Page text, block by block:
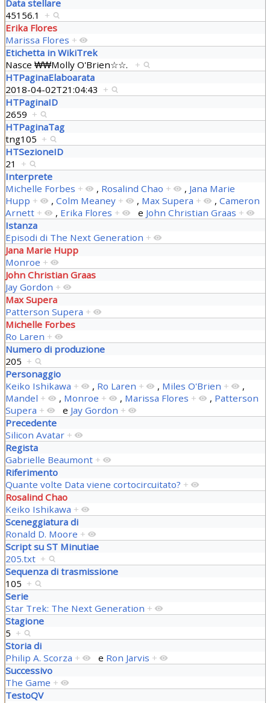
Data stellare
45156.1 +
Erika Flores
Marissa Flores +
Etichetta in WikiTrek
Nasce ₩₩Molly O'Brien☆☆. +
HTPaginaElaboarata
2018-04-02T21:04:43 +
HTPaginaID
2659 +
HTPaginaTag
tng105 +
HTSezioneID
21 +
Interprete
Michelle Forbes + , Rosalind Chao + , Jana Marie
Hupp + , Colm Meaney + , Max Supera + , Cameron
Arnett + , Erika Flores + e John Christian Graas +
Istanza
Episodi di The Next Generation +
Jana Marie Hupp
Monroe +
John Christian Graas
Jay Gordon +
Max Supera
Patterson Supera +
Michelle Forbes
Ro Laren +
Numero di produzione
205 +
Personaggio
Keiko Ishikawa + , Ro Laren + , Miles O'Brien +
,
Mandel + , Monroe + , Marissa Flores + , Patterson
Supera + e Jay Gordon +
Precedente
Silicon Avatar +
Regista
Gabrielle Beaumont +
Riferimento
Quante volte Data viene cortocircuitato? +
Rosalind Chao
Keiko Ishikawa +
Sceneggiatura di
Ronald D. Moore +
Script su ST Minutiae
205.txt +
Sequenza di trasmissione
105 +
Serie
Star Trek: The Next Generation +
Stagione
5 +
Storia di
Philip A. Scorza + e Ron Jarvis +
Successivo
The Game +
TestoQV